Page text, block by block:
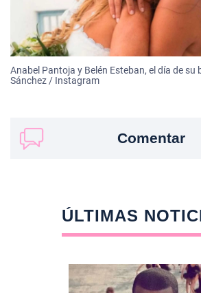
Anabel Pantoja y Belén Esteban, el día de su
Sánchez / Instagram
Comentar
ÚLTIMAS